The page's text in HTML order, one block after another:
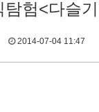
험<다슬기
2014-07-04 11:47